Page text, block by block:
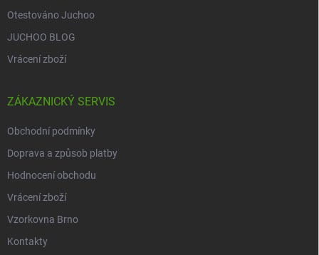
Otestováno Juchoo
JUCHOO BLOG
Vrácení zboží
ZÁKAZNICKÝ SERVIS
Obchodní podmínky
Doprava a způsob platby
Hodnocení obchodu
Vrácení zboží
Vzorkovna Brno
Kontakty